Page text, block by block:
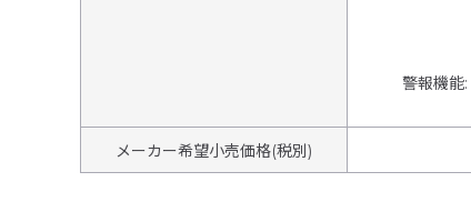
警報機能:
メーカー希望小売価格(税別)